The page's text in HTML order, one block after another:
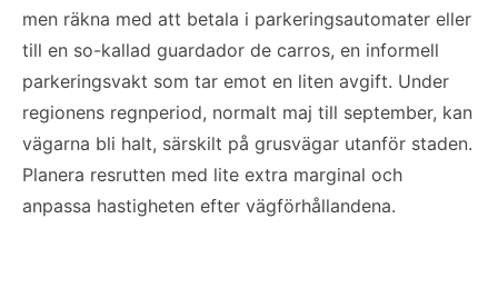
men räkna med att betala i parkeringsautomater eller
till en so-kallad guardador de carros, en informell
parkeringsvakt som tar emot en liten avgift. Under
regionens regnperiod, normalt maj till september, kan
vägarna bli halt, särskilt på grusvägar utanför staden.
Planera resrutten med lite extra marginal och
anpassa hastigheten efter vägförhållandena.